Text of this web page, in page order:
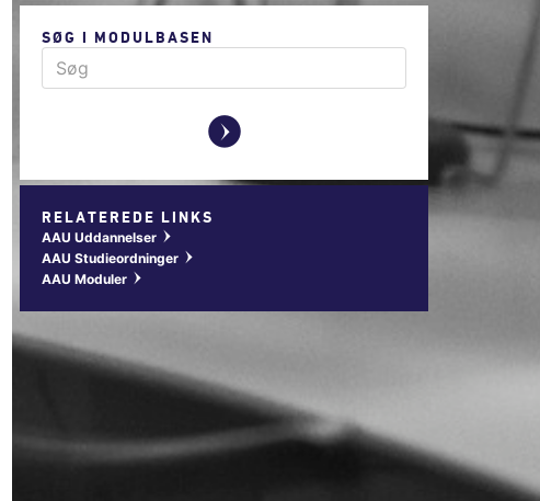
SØG I MODULBASEN
y
RELATEREDE LINKS
AAU Uddannelser w
AAU Studieordninger w
AAU Moduler w